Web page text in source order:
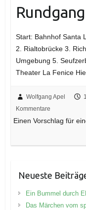
Start: Bahnhof Santa
2. Rialtobrücke 3.
Umgebung 5.
Theater La Fenice
Wolfgang Apel
Kommentare
Einen Vorschlag für
Neueste
Ein Bummel durch
Das Märchen vom